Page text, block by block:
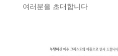
여러분을 초대합니다